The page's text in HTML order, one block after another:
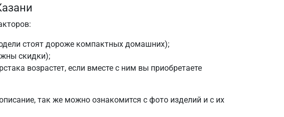
стоят дороже компактных домашних);
скидки);
возрастет, если вместе с ним вы приобретаете
так же можно ознакомится с фото изделий и с их